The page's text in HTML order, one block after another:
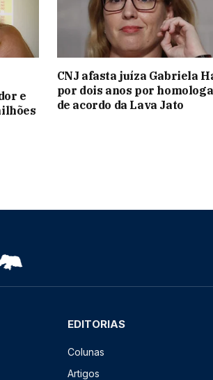
e
CNJ afasta juíza Gabriela
por dois anos por
de acordo da Lava Jato
EDITORIAS
Colunas
Artigos